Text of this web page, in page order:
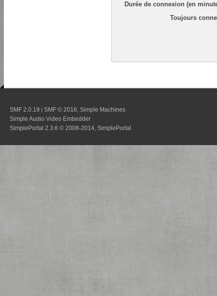
Durée de connexion (en
Toujours
SMF 2.0.19 | SMF © 2016 Simple Machines
Simple Audio Video Embedder
SimplePortal 2.3.6 © 2008-2014, SimplePortal